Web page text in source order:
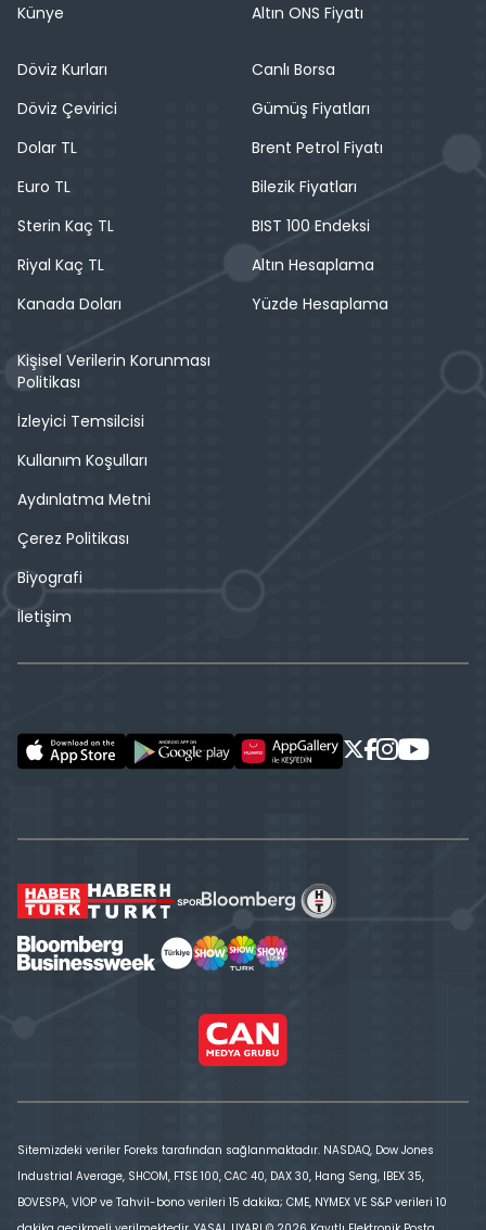
Künye
Altın ONS Fiyatı
Döviz Kurları
Döviz Çevirici
Dolar TL
Euro TL
Sterin Kaç TL
Riyal Kaç TL
Kanada Doları
Canlı Borsa
Gümüş Fiyatları
Brent Petrol Fiyatı
Bilezik Fiyatları
BIST 100 Endeksi
Altın Hesaplama
Yüzde Hesaplama
Kişisel Verilerin Korunması
Politikası
İzleyici Temsilcisi
Kullanım Koşulları
Aydınlatma Metni
Çerez Politikası
Biyografi
İletişim
Sitemizdeki veriler Foreks tarafından sağlanmaktadır. NASDAQ, Dow Jones
Industrial Average, SHCOM, FTSE 100, CAC 40, DAX 30, Hang Seng, IBEX 35,
BOVESPA, VİOP ve Tahvil-bono verileri 15 dakika; CME, NYMEX VE S&P verileri 10